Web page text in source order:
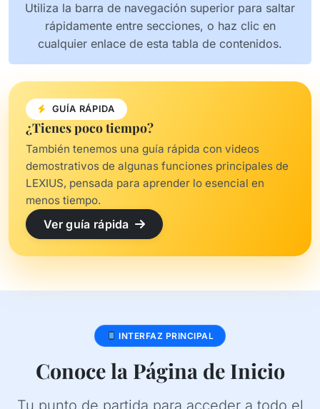
Utiliza la barra de navegación superior para saltar
rápidamente entre secciones, o haz clic en
cualquier enlace de esta tabla de contenidos.
GUÍA RÁPIDA
¿Tienes poco tiempo?
También tenemos una guía rápida con videos
demostrativos de algunas funciones principales de
LEXIUS, pensada para aprender lo esencial en
menos tiempo.
Ver guía rápida
INTERFAZ PRINCIPAL
Conoce la Página de Inicio
Tu punto de partida para acceder a todo el